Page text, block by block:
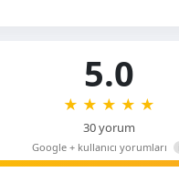
5.0
★ ★ ★ ★ ★
30 yorum
Google + kullanıcı yorumları